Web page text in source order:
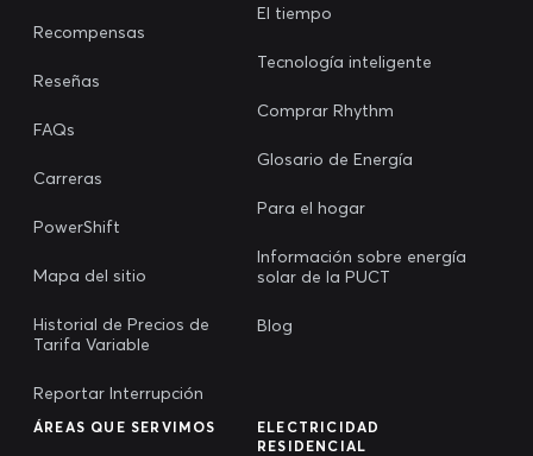
Recompensas
Reseñas
FAQs
Carreras
PowerShift
Mapa del sitio
Historial de Precios de
Tarifa Variable
Reportar Interrupción
El tiempo
Tecnología inteligente
Comprar Rhythm
Glosario de Energía
Para el hogar
Información sobre energía
solar de la PUCT
Blog
ÁREAS QUE SERVIMOS
ELECTRICIDAD
RESIDENCIAL